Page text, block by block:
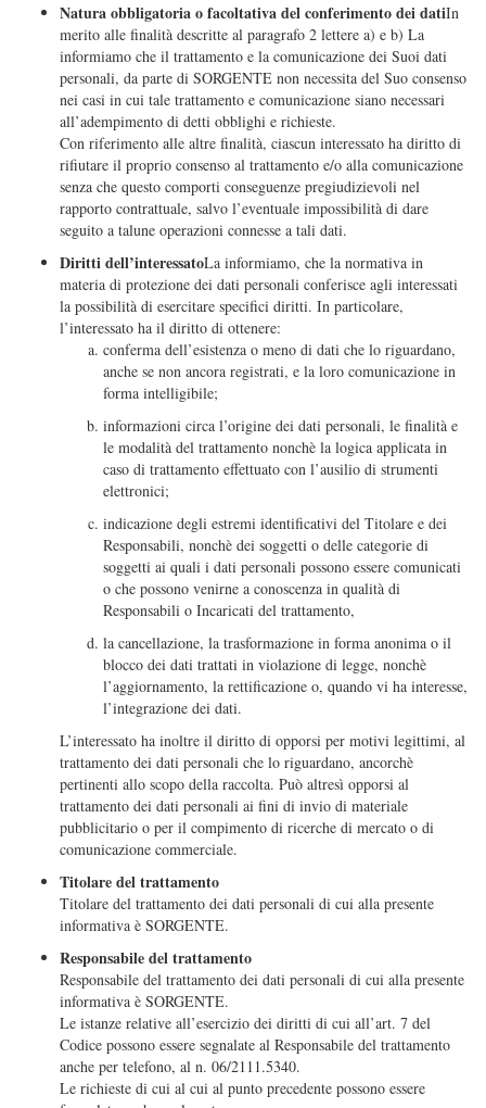
Natura obbligatoria o facoltativa del conferimento dei datiIn
merito alle finalità descritte al paragrafo 2 lettere a) e b) La
informiamo che il trattamento e la comunicazione dei Suoi dati
personali, da parte di SORGENTE non necessita del Suo consenso
nei casi in cui tale trattamento e comunicazione siano necessari
all’adempimento di detti obblighi e richieste.
Con riferimento alle altre finalità, ciascun interessato ha diritto di
rifiutare il proprio consenso al trattamento e/o alla comunicazione
senza che questo comporti conseguenze pregiudizievoli nel
rapporto contrattuale, salvo l’eventuale impossibilità di dare
seguito a talune operazioni connesse a tali dati.
Diritti dell’interessatoLa informiamo, che la normativa in
materia di protezione dei dati personali conferisce agli interessati
la possibilità di esercitare specifici diritti. In particolare,
l’interessato ha il diritto di ottenere:
conferma dell’esistenza o meno di dati che lo riguardano,
anche se non ancora registrati, e la loro comunicazione in
forma intelligibile;
informazioni circa l’origine dei dati personali, le finalità e
le modalità del trattamento nonchè la logica applicata in
caso di trattamento effettuato con l’ausilio di strumenti
elettronici;
indicazione degli estremi identificativi del Titolare e dei
Responsabili, nonchè dei soggetti o delle categorie di
soggetti ai quali i dati personali possono essere comunicati
o che possono venirne a conoscenza in qualità di
Responsabili o Incaricati del trattamento,
la cancellazione, la trasformazione in forma anonima o il
blocco dei dati trattati in violazione di legge, nonchè
l’aggiornamento, la rettificazione o, quando vi ha interesse,
l’integrazione dei dati.
L’interessato ha inoltre il diritto di opporsi per motivi legittimi, al
trattamento dei dati personali che lo riguardano, ancorchè
pertinenti allo scopo della raccolta. Può altresì opporsi al
trattamento dei dati personali ai fini di invio di materiale
pubblicitario o per il compimento di ricerche di mercato o di
comunicazione commerciale.
Titolare del trattamento
Titolare del trattamento dei dati personali di cui alla presente
informativa è SORGENTE.
Responsabile del trattamento
Responsabile del trattamento dei dati personali di cui alla presente
informativa è SORGENTE.
Le istanze relative all’esercizio dei diritti di cui all’art. 7 del
Codice possono essere segnalate al Responsabile del trattamento
anche per telefono, al n. 06/2111.5340.
Le richieste di cui al cui al punto precedente possono essere